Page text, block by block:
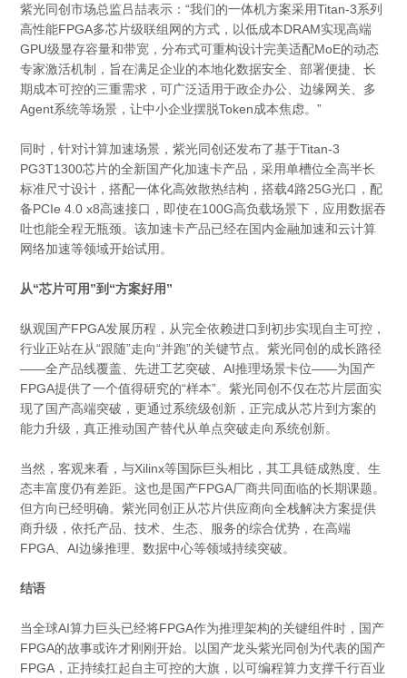
紫光同创市场总监吕喆表示：“我们的一体机方案采用Titan-3系列
高性能FPGA多芯片级联组网的方式，以低成本DRAM实现高端
GPU级显存容量和带宽，分布式可重构设计完美适配MoE的动态
专家激活机制，旨在满足企业的本地化数据安全、部署便捷、长
期成本可控的三重需求，可广泛适用于政企办公、边缘网关、多
Agent系统等场景，让中小企业摆脱Token成本焦虑。”
同时，针对计算加速场景，紫光同创还发布了基于Titan-3
PG3T1300芯片的全新国产化加速卡产品，采用单槽位全高半长
标准尺寸设计，搭配一体化高效散热结构，搭载4路25G光口，配
备PCIe 4.0 x8高速接口，即使在100G高负载场景下，应用数据吞
吐也能全程无瓶颈。该加速卡产品已经在国内金融加速和云计算
网络加速等领域开始试用。
从“芯片可用”到“方案好用”
纵观国产FPGA发展历程，从完全依赖进口到初步实现自主可控，
行业正站在从“跟随”走向“并跑”的关键节点。紫光同创的成长路径
——全产品线覆盖、先进工艺突破、AI推理场景卡位——为国产
FPGA提供了一个值得研究的“样本”。紫光同创不仅在芯片层面实
现了国产高端突破，更通过系统级创新，正完成从芯片到方案的
能力升级，真正推动国产替代从单点突破走向系统创新。
当然，客观来看，与Xilinx等国际巨头相比，其工具链成熟度、生
态丰富度仍有差距。这也是国产FPGA厂商共同面临的长期课题。
但方向已经明确。紫光同创正从芯片供应商向全栈解决方案提供
商升级，依托产品、技术、生态、服务的综合优势，在高端
FPGA、AI边缘推理、数据中心等领域持续突破。
结语
当全球AI算力巨头已经将FPGA作为推理架构的关键组件时，国产
FPGA的故事或许才刚刚开始。以国产龙头紫光同创为代表的国产
FPGA，正持续扛起自主可控的大旗，以可编程算力支撑千行百业